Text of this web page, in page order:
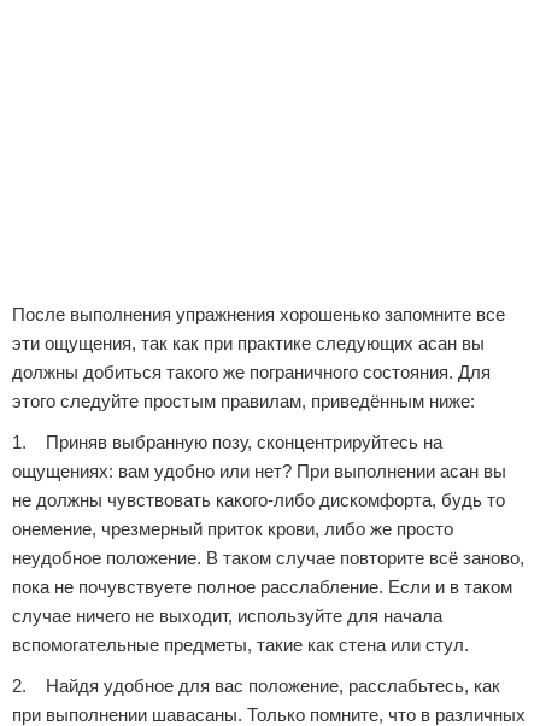
После выполнения упражнения хорошенько запомните все
эти ощущения, так как при практике следующих асан вы
должны добиться такого же пограничного состояния. Для
этого следуйте простым правилам, приведённым ниже:
1. Приняв выбранную позу, сконцентрируйтесь на
ощущениях: вам удобно или нет? При выполнении асан вы
не должны чувствовать какого-либо дискомфорта, будь то
онемение, чрезмерный приток крови, либо же просто
неудобное положение. В таком случае повторите всё заново,
пока не почувствуете полное расслабление. Если и в таком
случае ничего не выходит, используйте для начала
вспомогательные предметы, такие как стена или стул.
2. Найдя удобное для вас положение, расслабьтесь, как
при выполнении шавасаны. Только помните, что в различных